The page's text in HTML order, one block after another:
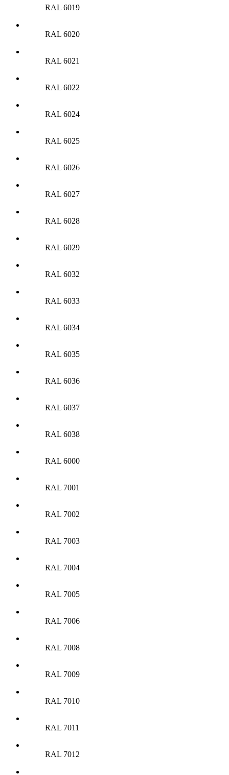
RAL 6019
RAL 6020
RAL 6021
RAL 6022
RAL 6024
RAL 6025
RAL 6026
RAL 6027
RAL 6028
RAL 6029
RAL 6032
RAL 6033
RAL 6034
RAL 6035
RAL 6036
RAL 6037
RAL 6038
RAL 6000
RAL 7001
RAL 7002
RAL 7003
RAL 7004
RAL 7005
RAL 7006
RAL 7008
RAL 7009
RAL 7010
RAL 7011
RAL 7012